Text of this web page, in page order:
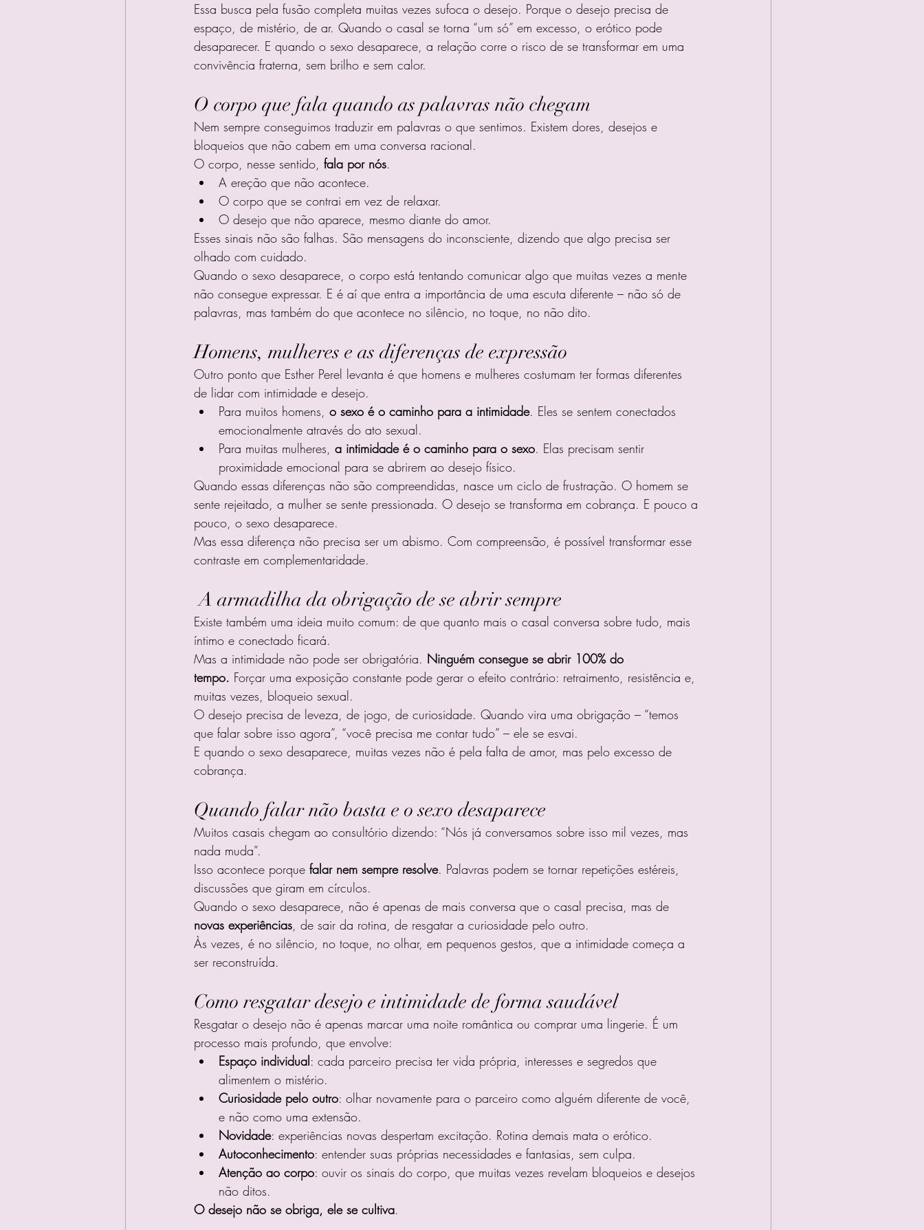
Essa busca pela fusão completa muitas vezes sufoca o desejo. Porque o desejo precisa de
espaço, de mistério, de ar. Quando o casal se torna “um só” em excesso, o erótico pode
desaparecer. E quando o sexo desaparece, a relação corre o risco de se transformar em uma
convivência fraterna, sem brilho e sem calor.
O corpo que fala quando as palavras não chegam
Nem sempre conseguimos traduzir em palavras o que sentimos. Existem dores, desejos e
bloqueios que não cabem em uma conversa racional.
O corpo, nesse sentido, fala por nós.
A ereção que não acontece.
O corpo que se contrai em vez de relaxar.
O desejo que não aparece, mesmo diante do amor.
Esses sinais não são falhas. São mensagens do inconsciente, dizendo que algo precisa ser
olhado com cuidado.
Quando o sexo desaparece, o corpo está tentando comunicar algo que muitas vezes a mente
não consegue expressar. E é aí que entra a importância de uma escuta diferente – não só de
palavras, mas também do que acontece no silêncio, no toque, no não dito.
Homens, mulheres e as diferenças de expressão
Outro ponto que Esther Perel levanta é que homens e mulheres costumam ter formas diferentes
de lidar com intimidade e desejo.
Para muitos homens, o sexo é o caminho para a intimidade. Eles se sentem conectados
emocionalmente através do ato sexual.
Para muitas mulheres, a intimidade é o caminho para o sexo. Elas precisam sentir
proximidade emocional para se abrirem ao desejo físico.
Quando essas diferenças não são compreendidas, nasce um ciclo de frustração. O homem se
sente rejeitado, a mulher se sente pressionada. O desejo se transforma em cobrança. E pouco a
pouco, o sexo desaparece.
Mas essa diferença não precisa ser um abismo. Com compreensão, é possível transformar esse
contraste em complementaridade.
A armadilha da obrigação de se abrir sempre
Existe também uma ideia muito comum: de que quanto mais o casal conversa sobre tudo, mais
íntimo e conectado ficará.
Mas a intimidade não pode ser obrigatória. Ninguém consegue se abrir 100% do
tempo. Forçar uma exposição constante pode gerar o efeito contrário: retraimento, resistência e,
muitas vezes, bloqueio sexual.
O desejo precisa de leveza, de jogo, de curiosidade. Quando vira uma obrigação – “temos
que falar sobre isso agora”, “você precisa me contar tudo” – ele se esvai.
E quando o sexo desaparece, muitas vezes não é pela falta de amor, mas pelo excesso de
cobrança.
Quando falar não basta e o sexo desaparece
Muitos casais chegam ao consultório dizendo: “Nós já conversamos sobre isso mil vezes, mas
nada muda”.
Isso acontece porque falar nem sempre resolve. Palavras podem se tornar repetições estéreis,
discussões que giram em círculos.
Quando o sexo desaparece, não é apenas de mais conversa que o casal precisa, mas de
novas experiências, de sair da rotina, de resgatar a curiosidade pelo outro.
Às vezes, é no silêncio, no toque, no olhar, em pequenos gestos, que a intimidade começa a
ser reconstruída.
Como resgatar desejo e intimidade de forma saudável
Resgatar o desejo não é apenas marcar uma noite romântica ou comprar uma lingerie. É um
processo mais profundo, que envolve:
Espaço individual: cada parceiro precisa ter vida própria, interesses e segredos que
alimentem o mistério.
Curiosidade pelo outro: olhar novamente para o parceiro como alguém diferente de você,
e não como uma extensão.
Novidade: experiências novas despertam excitação. Rotina demais mata o erótico.
Autoconhecimento: entender suas próprias necessidades e fantasias, sem culpa.
Atenção ao corpo: ouvir os sinais do corpo, que muitas vezes revelam bloqueios e desejos
não ditos.
O desejo não se obriga, ele se cultiva.